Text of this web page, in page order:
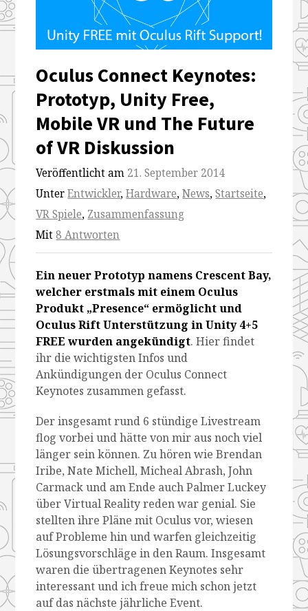
und-
the-
future-
diskussion
mobile-
vr-
und-
the-
future-
of-
diskussion
mobile-
vr-
und-
the-
future-
of-
diskussion
mobile-
vr-
und-
the-
future-
of-
diskussion
Oculus Connect Keynotes:
Prototyp, Unity Free,
Mobile VR und The Future
of VR Diskussion
Veröffentlicht am 21. September 2014
UnterEntwickler,Hardware,News,Startseite,
VR Spiele, Zusammenfassung
Mit8 Antworten
Ein neuer Prototyp namens Crescent Bay,
welcher erstmals mit einem Oculus
Produkt „Presence“ ermöglicht und
Oculus Rift Unterstützung in Unity 4+5
FREE wurden angekündigt. Hier findet
ihr die wichtigsten Infos und
Ankündigungen der Oculus Connect
Keynotes zusammen gefasst.
Der insgesamt rund 6 stündige Livestream
flog vorbei und hätte von mir aus noch viel
länger sein können. Zu hören wie Brendan
Iribe, Nate Michell, Micheal Abrash, John
Carmack und am Ende auch Palmer Luckey
über Virtual Reality reden war genial. Sie
stellten ihre Pläne mit Oculus vor, wiesen
auf Probleme hin und warfen gleichzeitig
Lösungsvorschläge in den Raum. Insgesamt
waren die übertragenen Keynotes sehr
interessant und ich freue mich schon jetzt
auf das nächste jährliche Event.